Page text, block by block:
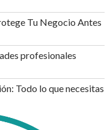
Tu Negocio Antes
profesionales
Todo lo que necesitas